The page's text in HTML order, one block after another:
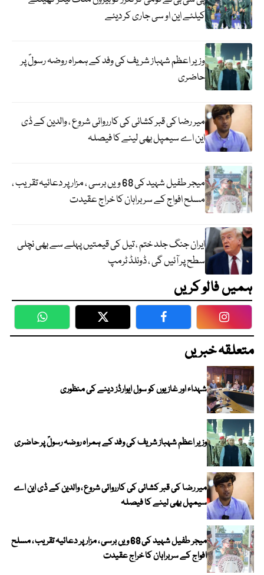
کیلئے این او سی جاری کر دیئے
وزیر اعظم شہباز شریف کی وفد کے ہمراہ روضہ رسولؐ پر
حاضری
میر رضا کی قبر کشائی کی کارروائی شروع ، والدین کے ڈی
این اے سیمپل بھی لینے کا فیصلہ
میجر طفیل شہید کی 68 ویں برسی ، مزار پر دعائیہ تقریب ،
مسلح افواج کے سربراہان کا خراج عقیدت
ایران جنگ جلد ختم ، تیل کی قیمتیں پہلے سے بھی نچلی
سطح پر آئیں گی ، ڈونلڈ ٹرمپ
ہمیں فالو کریں
WhatsApp Twitter Facebook
متعلقہ خبریں
شہداء اور غازیوں کو سول ایوارڈز دینے کی منظوری
وزیر اعظم شہباز شریف کی وفد کے ہمراہ روضہ رسولؐ پر حاضری
میر رضا کی قبر کشائی کی کارروائی شروع ، والدین کے ڈی این اے
سیمپل بھی لینے کا فیصلہ
میجر طفیل شہید کی 68 ویں برسی ، مزار پر دعائیہ تقریب ، مسلح
افواج کے سربراہان کا خراج عقیدت